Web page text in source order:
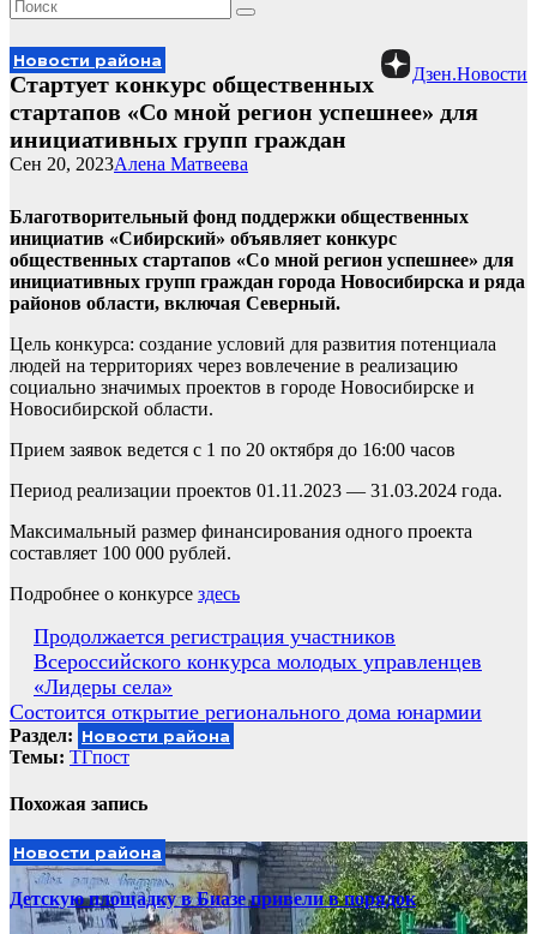
Дзен.Новости
Новости района
Стартует конкурс общественных
стартапов «Со мной регион успешнее» для
инициативных групп граждан
Алена Матвеева
Сен 20, 2023
Благотворительный фонд поддержки общественных
инициатив «Сибирский» объявляет конкурс
общественных стартапов «Со мной регион успешнее» для
инициативных групп граждан города Новосибирска и ряда
районов области, включая Северный.
Цель конкурса: создание условий для развития потенциала
людей на территориях через вовлечение в реализацию
социально значимых проектов в городе Новосибирске и
Новосибирской области.
Прием заявок ведется с 1 по 20 октября до 16:00 часов
Период реализации проектов 01.11.2023 — 31.03.2024 года.
Максимальный размер финансирования одного проекта
составляет 100 000 рублей.
Подробнее о конкурсе здесь
Навигация
по
записям
Продолжается регистрация участников
Всероссийского конкурса молодых управленцев
«Лидеры села»
Состоится открытие регионального дома юнармии
Раздел: Новости района
Темы: ТГпост
Похожая запись
Новости района
Детскую площадку в Биазе привели в порядок